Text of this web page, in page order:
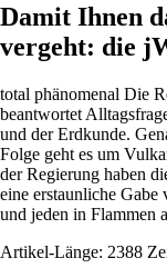
Damit Ihnen
vergeht: die
total phänomenal Die
beantwortet
und der Erdkunde.
Folge geht es um
der Regierung haben
eine erstaunliche
und jeden in Flammen
Artikel-Länge: 2388